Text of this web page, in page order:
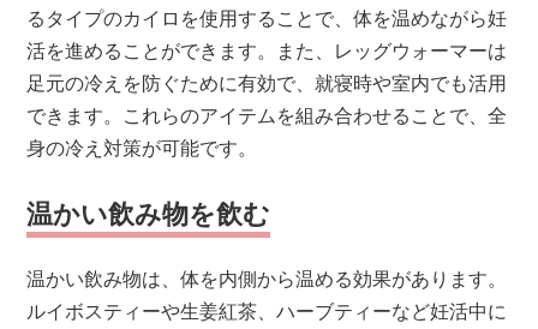
るタイプのカイロを使用することで、体を温めながら妊
活を進めることができます。また、レッグウォーマーは
足元の冷えを防ぐために有効で、就寝時や室内でも活用
できます。これらのアイテムを組み合わせることで、全
身の冷え対策が可能です。
温かい飲み物を飲む
温かい飲み物は、体を内側から温める効果があります。
ルイボスティーや生姜紅茶、ハーブティーなど妊活中に